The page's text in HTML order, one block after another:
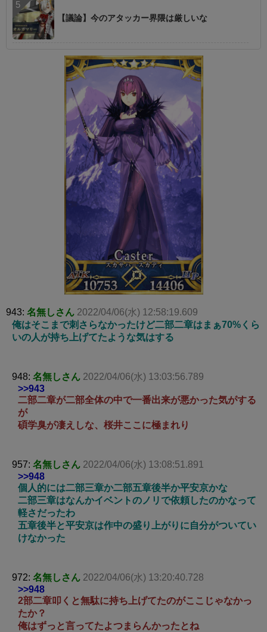
【議論】今のアタッカー界隈は厳しいな
943: 名無しさん 2022/04/06(水) 12:58:19.609
俺はそこまで刺さらなかったけど二部二章はまぁ70%くら
いの人が持ち上げてたような気はする
948: 名無しさん 2022/04/06(水) 13:03:56.789
>>943
二部二章が二部全体の中で一番出来が悪かった気がする
が
碩学臭が凄えしな、桜井ここに極まれり
957: 名無しさん 2022/04/06(水) 13:08:51.891
>>948
個人的には二部三章か二部五章後半か平安京かな
二部三章はなんかイベントのノリで依頼したのかなって
軽さだったわ
五章後半と平安京は作中の盛り上がりに自分がついてい
けなかった
972: 名無しさん 2022/04/06(水) 13:20:40.728
>>948
2部二章叩くと無駄に持ち上げてたのがここじゃなかっ
たか？
俺はずっと言ってたよつまらんかったとね